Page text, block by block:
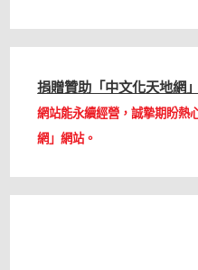
捐贈贊助「中文化天地網
網站能永續經營，誠摯期盼熱
網」網站。